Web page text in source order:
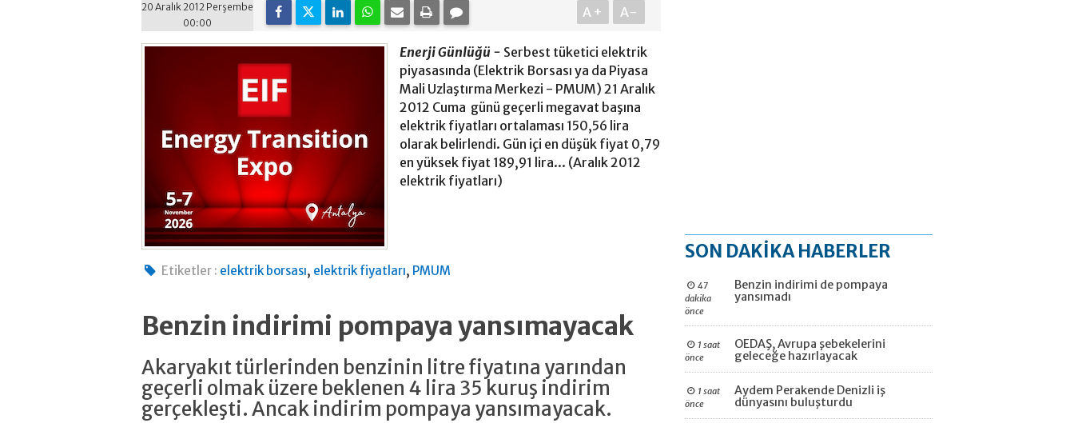
20 Aralık 2012 Perşembe
00:00
A+ A-
Enerji Günlüğü - Serbest tüketici elektrik
piyasasında (Elektrik Borsası ya da Piyasa
Mali Uzlaştırma Merkezi - PMUM) 21 Aralık
2012 Cuma günü geçerli megavat başına
elektrik fiyatları ortalaması 150,56 lira
olarak belirlendi. Gün içi en düşük fiyat 0,79
en yüksek fiyat 189,91 lira... (Aralık 2012
elektrik fiyatları)
Etiketler : elektrik borsası, elektrik fiyatları, PMUM
Benzin indirimi pompaya yansımayacak
Akaryakıt türlerinden benzinin litre fiyatına yarından
geçerli olmak üzere beklenen 4 lira 35 kuruş indirim
gerçekleşti. Ancak indirim pompaya yansımayacak.
SON DAKİKA HABERLER
47
dakika
önce
Benzin indirimi de pompaya
yansımadı
1 saat
önce
OEDAŞ, Avrupa şebekelerini
geleceğe hazırlayacak
1 saat
önce
Aydem Perakende Denizli iş
dünyasını buluşturdu